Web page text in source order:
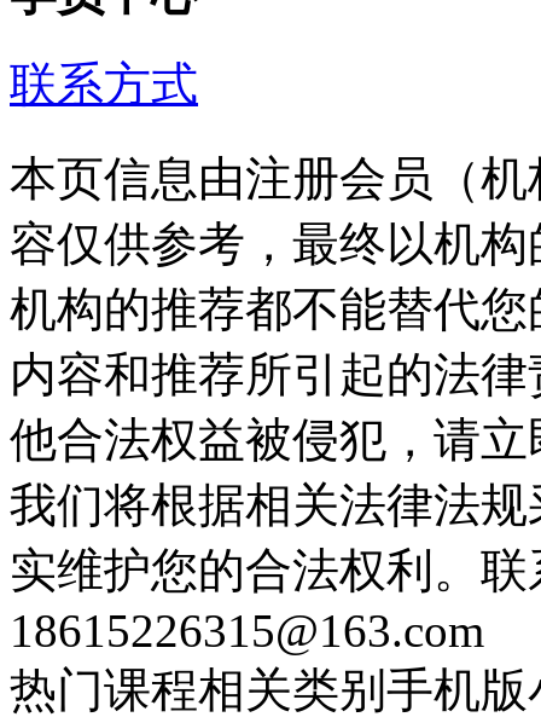
联系方式
本页信息由注册会员（
容仅供参考，最终以机
机构的推荐都不能替代
内容和推荐所引起的法
他合法权益被侵犯，请
我们将根据相关法律法
实维护您的合法权利。
18615226315@163.com
热门课程相关类别 手机版